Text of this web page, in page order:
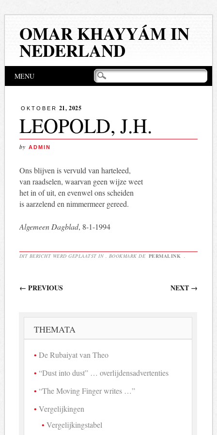
OMAR KHAYYÁM IN
NEDERLAND
Hoofdmenu
MENU
OKTOBER 21, 2025
LEOPOLD, J.H.
by ADMIN
Ons blijven is vervuld van harteleed,
van raadselen, waarvan geen wijze weet
het in of uit, en evenwel ons scheiden
is aarzelend en nimmermeer gereed.
Algemeen Dagblad, 8-1-1994
DIT BERICHT WERD GEPLAATST IN . BOOKMARK DE PERMALINK
Berichtnavigatie
← PREVIOUS NEXT →
THEMATA
De Rubaiyat van Theo
“Dust into dust” … overlijdensadvertenties
“The Moving Finger writes …”
Vergelijkingen
Vergelijkingstabel